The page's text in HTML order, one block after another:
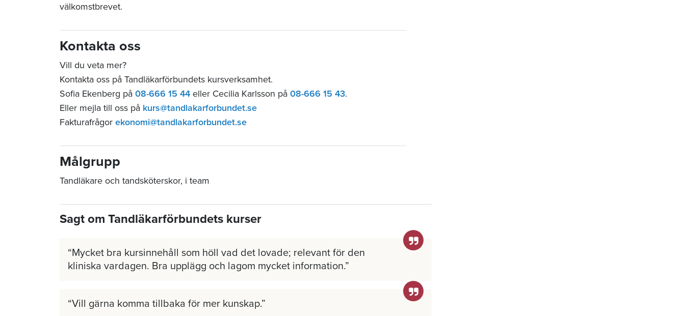
välkomstbrevet.
Kontakta oss
Vill du veta mer?
Kontakta oss på Tandläkarförbundets kursverksamhet.
Sofia Ekenberg på 08-666 15 44 eller Cecilia Karlsson på 08-666 15 43.
Eller mejla till oss på kurs@tandlakarforbundet.se
Fakturafrågor ekonomi@tandlakarforbundet.se
Målgrupp
Tandläkare och tandsköterskor, i team
Sagt om Tandläkarförbundets kurser
Mycket bra kursinnehåll som höll vad det lovade; relevant för den
kliniska vardagen. Bra upplägg och lagom mycket information.
Vill gärna komma tillbaka för mer kunskap.